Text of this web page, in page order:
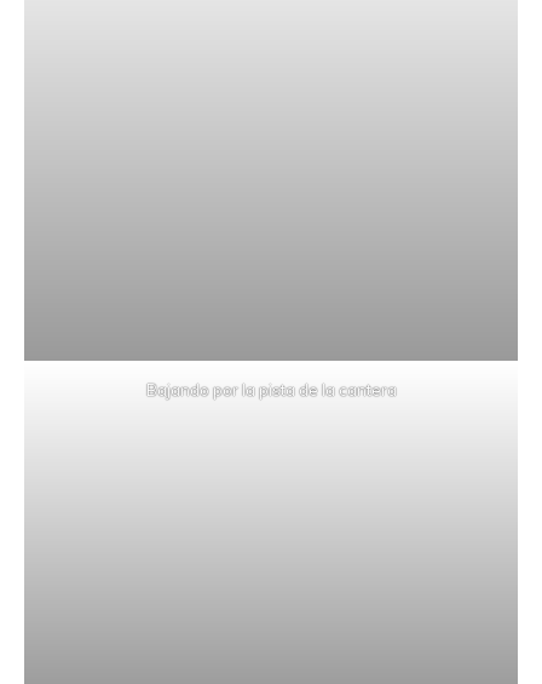
Bajando por la pista de la cantera